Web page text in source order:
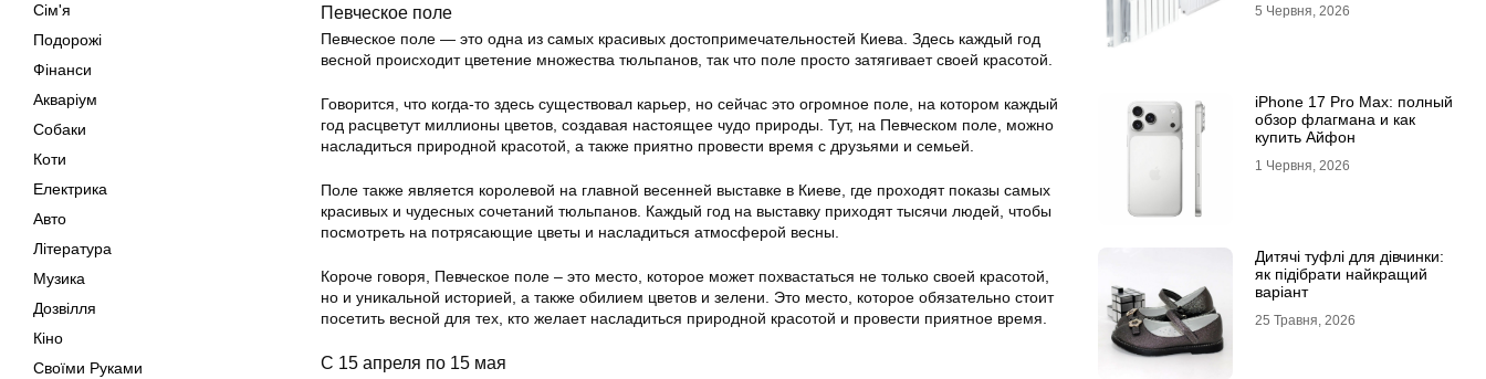
Сім'я
Подорожі
Фінанси
Акваріум
Собаки
Коти
Електрика
Авто
Література
Музика
Дозвілля
Кіно
Своїми Руками
Певческое поле
Певческое поле — это одна из самых красивых достопримечательностей Киева. Здесь каждый год
весной происходит цветение множества тюльпанов, так что поле просто затягивает своей красотой.
Говорится, что когда-то здесь существовал карьер, но сейчас это огромное поле, на котором каждый
год расцветут миллионы цветов, создавая настоящее чудо природы. Тут, на Певческом поле, можно
насладиться природной красотой, а также приятно провести время с друзьями и семьей.
Поле также является королевой на главной весенней выставке в Киеве, где проходят показы самых
красивых и чудесных сочетаний тюльпанов. Каждый год на выставку приходят тысячи людей, чтобы
посмотреть на потрясающие цветы и насладиться атмосферой весны.
Короче говоря, Певческое поле – это место, которое может похвастаться не только своей красотой,
но и уникальной историей, а также обилием цветов и зелени. Это место, которое обязательно стоит
посетить весной для тех, кто желает насладиться природной красотой и провести приятное время.
С 15 апреля по 15 мая
5 Червня, 2026
iPhone 17 Pro Max: полный
обзор флагмана и как
купить Айфон
1 Червня, 2026
Дитячі туфлі для дівчинки:
як підібрати найкращий
варіант
25 Травня, 2026